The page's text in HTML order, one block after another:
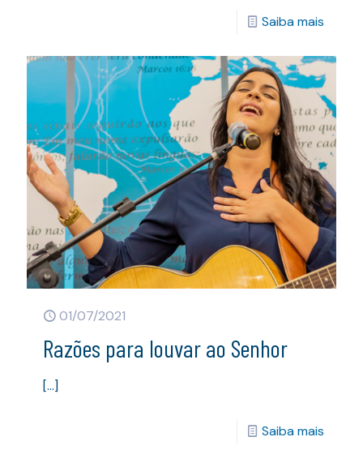
Saiba mais
01/07/2021
Razões para louvar ao Senhor
[…]
Saiba mais